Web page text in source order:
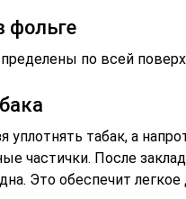
фольге
по всей
уплотнять табак, а
частички. После
Это обеспечит